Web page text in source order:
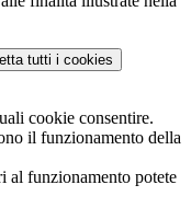
tutti i cookies
cookie consentire.
il funzionamento della
al funzionamento potete